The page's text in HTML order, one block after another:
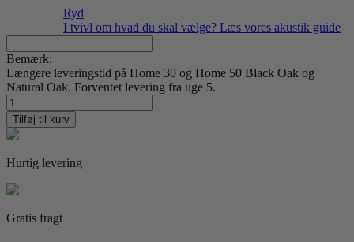
Ryd
I tvivl om hvad du skal vælge? Læs vores akustik guide
Bemærk:
Længere leveringstid på Home 30 og Home 50 Black Oak og
Natural Oak. Forventet levering fra uge 5.
Summer
Vase
02
by
Lucrecia
Rey
Caro
antal
Tilføj til kurv
Hurtig levering
Gratis fragt